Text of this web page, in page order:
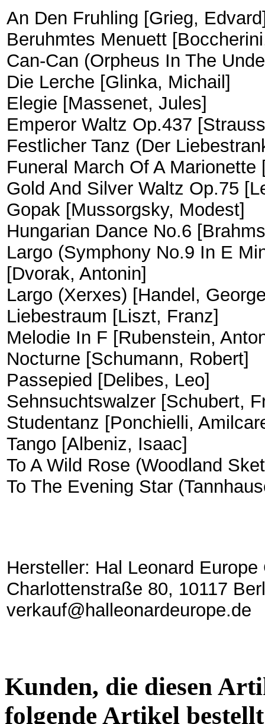
An Den Fruhling [Grieg,
Beruhmtes Menuett
Can-Can (Orpheus In The
Die Lerche [Glinka, Michail]
Elegie [Massenet, Jules]
Emperor Waltz Op.437
Festlicher Tanz (Der
Funeral March Of A Marionette
Gold And Silver Waltz Op.75
Gopak [Mussorgsky, Modest]
Hungarian Dance No.6
Largo (Symphony No.9 In E
[Dvorak, Antonin]
Largo (Xerxes) [Handel,
Liebestraum [Liszt, Franz]
Melodie In F [Rubenstein,
Nocturne [Schumann, Robert]
Passepied [Delibes, Leo]
Sehnsuchtswalzer [Schubert,
Studentanz [Ponchielli,
Tango [Albeniz, Isaac]
To A Wild Rose (Woodland
To The Evening Star
Hersteller: Hal Leonard
Charlottenstraße 80, 10117
verkauf@halleonardeurope.de
Kunden, die diesen
folgende Artikel